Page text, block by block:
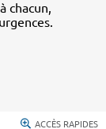
chacun,
ACCÈS RAPIDES